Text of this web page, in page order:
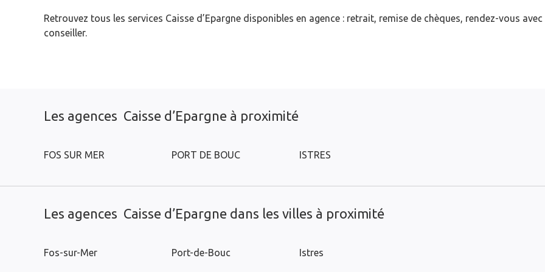
Retrouvez tous les services Caisse d’Epargne disponibles en agence : retrait, remise de chèques, rendez-vous avec
conseiller.
Les agences Caisse d’Epargne à proximité
FOS SUR MER PORT DE BOUC ISTRES
Les agences Caisse d’Epargne dans les villes à proximité
Fos-sur-Mer Port-de-Bouc Istres